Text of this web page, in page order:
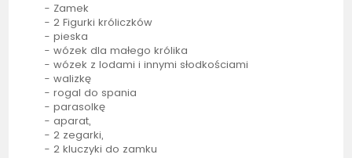
- Zamek
- 2 Figurki króliczków
- pieska
- wózek dla małego królika
- wózek z lodami i innymi słodkościami
- walizkę
- rogal do spania
- parasolkę
- aparat,
- 2 zegarki,
- 2 kluczyki do zamku